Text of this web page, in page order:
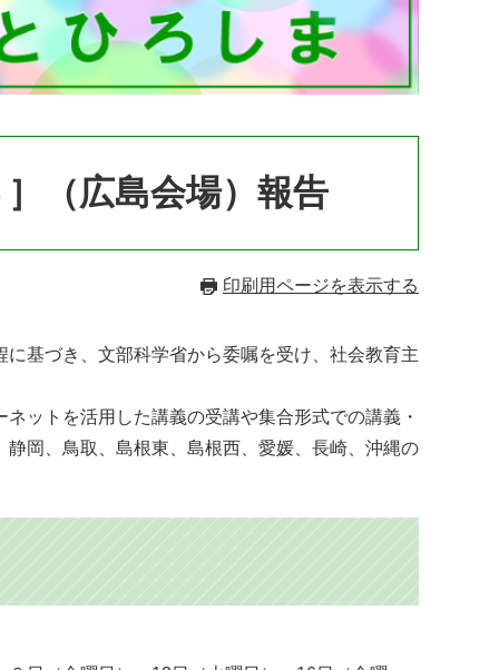
（広島会場）報告
印刷用ページを表示する
基づき、文部科学省から委嘱を受け、社会教育主
ットを活用した講義の受講や集合形式での講義・
岡、鳥取、島根東、島根西、愛媛、長崎、沖縄の